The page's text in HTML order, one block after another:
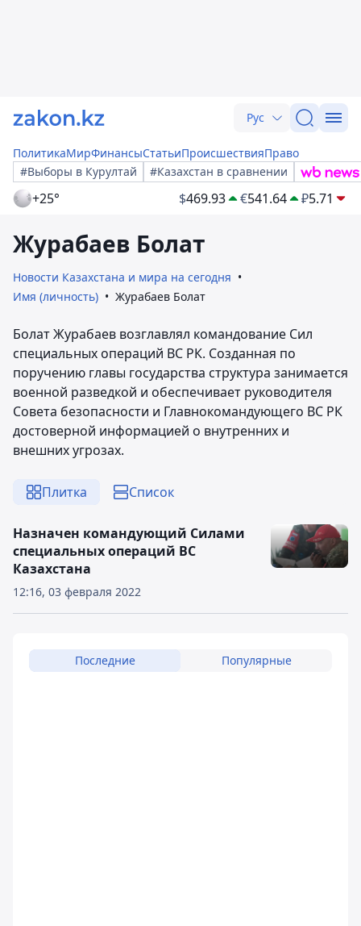
Рус
ПолитикаМирФинансыСтатьиПроисшествияПраво
#Выборы в Курултай
#Казахстан в сравнении
+25° $469.93 €541.64 ₽5.71
Журабаев Болат
Новости Казахстана и мира на сегодня
Имя (личность)
Журабаев Болат
Болат Журабаев возглавлял командование Сил
специальных операций ВС РК. Созданная по
поручению главы государства структура занимается
военной разведкой и обеспечивает руководителя
Совета безопасности и Главнокомандующего ВС РК
достоверной информацией о внутренних и
внешних угрозах.
Плитка Список
12:16, 03 февраля 2022
Назначен командующий Силами
специальных операций ВС
Казахстана
Последние Популярные